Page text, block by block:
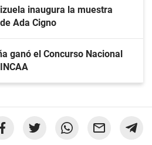
inaugura la muestra
Ada Cigno
ganó el Concurso Nacional